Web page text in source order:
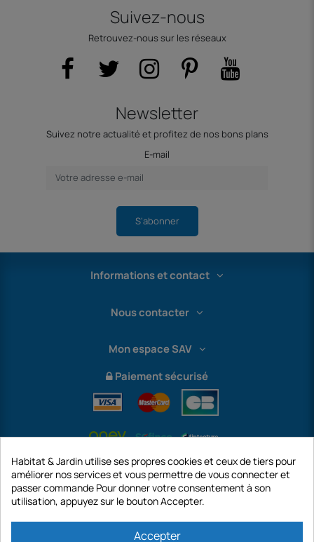
Suivez-nous
Retrouvez-nous sur les réseaux
Newsletter
Suivez notre actualité et profitez de nos bons plans
E-mail
S'abonner
Informations et contact
Nous contacter
Mon espace SAV
Paiement sécurisé
International
Habitat & Jardin utilise ses propres cookies et ceux de tiers pour
améliorer nos services et vous permettre de vous connecter et
passer commande Pour donner votre consentement à son
utilisation, appuyez sur le bouton Accepter.
Accepter